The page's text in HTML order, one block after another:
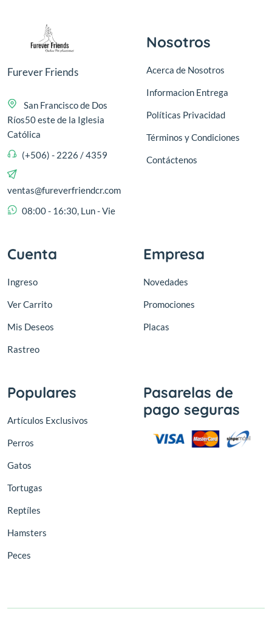
Furever Friends
San Francisco de Dos
Ríos50 este de la Iglesia
Católica
(+506) - 2226 / 4359
ventas@fureverfriendcr.com
08:00 - 16:30, Lun - Vie
Nosotros
Acerca de Nosotros
Informacion Entrega
Políticas Privacidad
Términos y Condiciones
Contáctenos
Cuenta
Ingreso
Ver Carrito
Mis Deseos
Rastreo
Empresa
Novedades
Promociones
Placas
Populares
Artículos Exclusivos
Perros
Gatos
Tortugas
Reptíles
Hamsters
Peces
Pasarelas de
pago seguras